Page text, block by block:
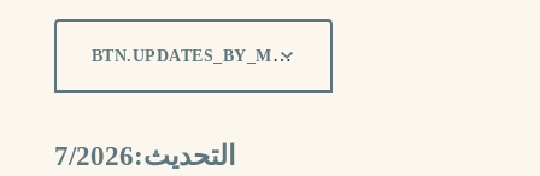
التحديث:7/2026
BTN.UPDATES_BY_MONTH